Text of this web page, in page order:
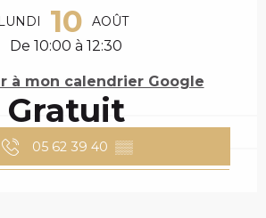
LUNDI 10 AOÛT
De 10:00 à 12:30
à mon calendrier Google
Gratuit
05 62 39 40 ▒▒